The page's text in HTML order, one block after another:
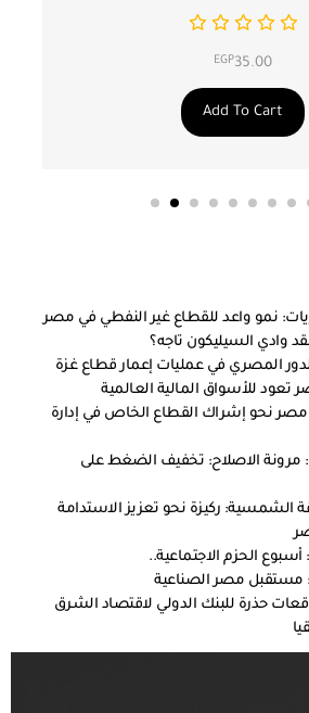
EGP35.00
Add To Cart
نمو واعد للقطاع غير النفطي في مصر
المصري في عمليات إعمار قطاع غزة
تعود للأسواق المالية العالمية
نحو إشراك القطاع الخاص في إدارة
الاقتصادية 42: مرونة الاصلاح: تخفيف الضغط على
ركيزة نحو تعزيز الاستدامة
حذرة للبنك الدولي لاقتصاد الشرق